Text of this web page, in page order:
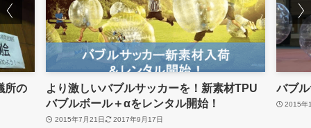
所の
より激しいバブルサッカーを！新素材TPU
バブルボール＋αをレンタル開始！
2015年7月21日 2017年9月17日
バブ
2015年